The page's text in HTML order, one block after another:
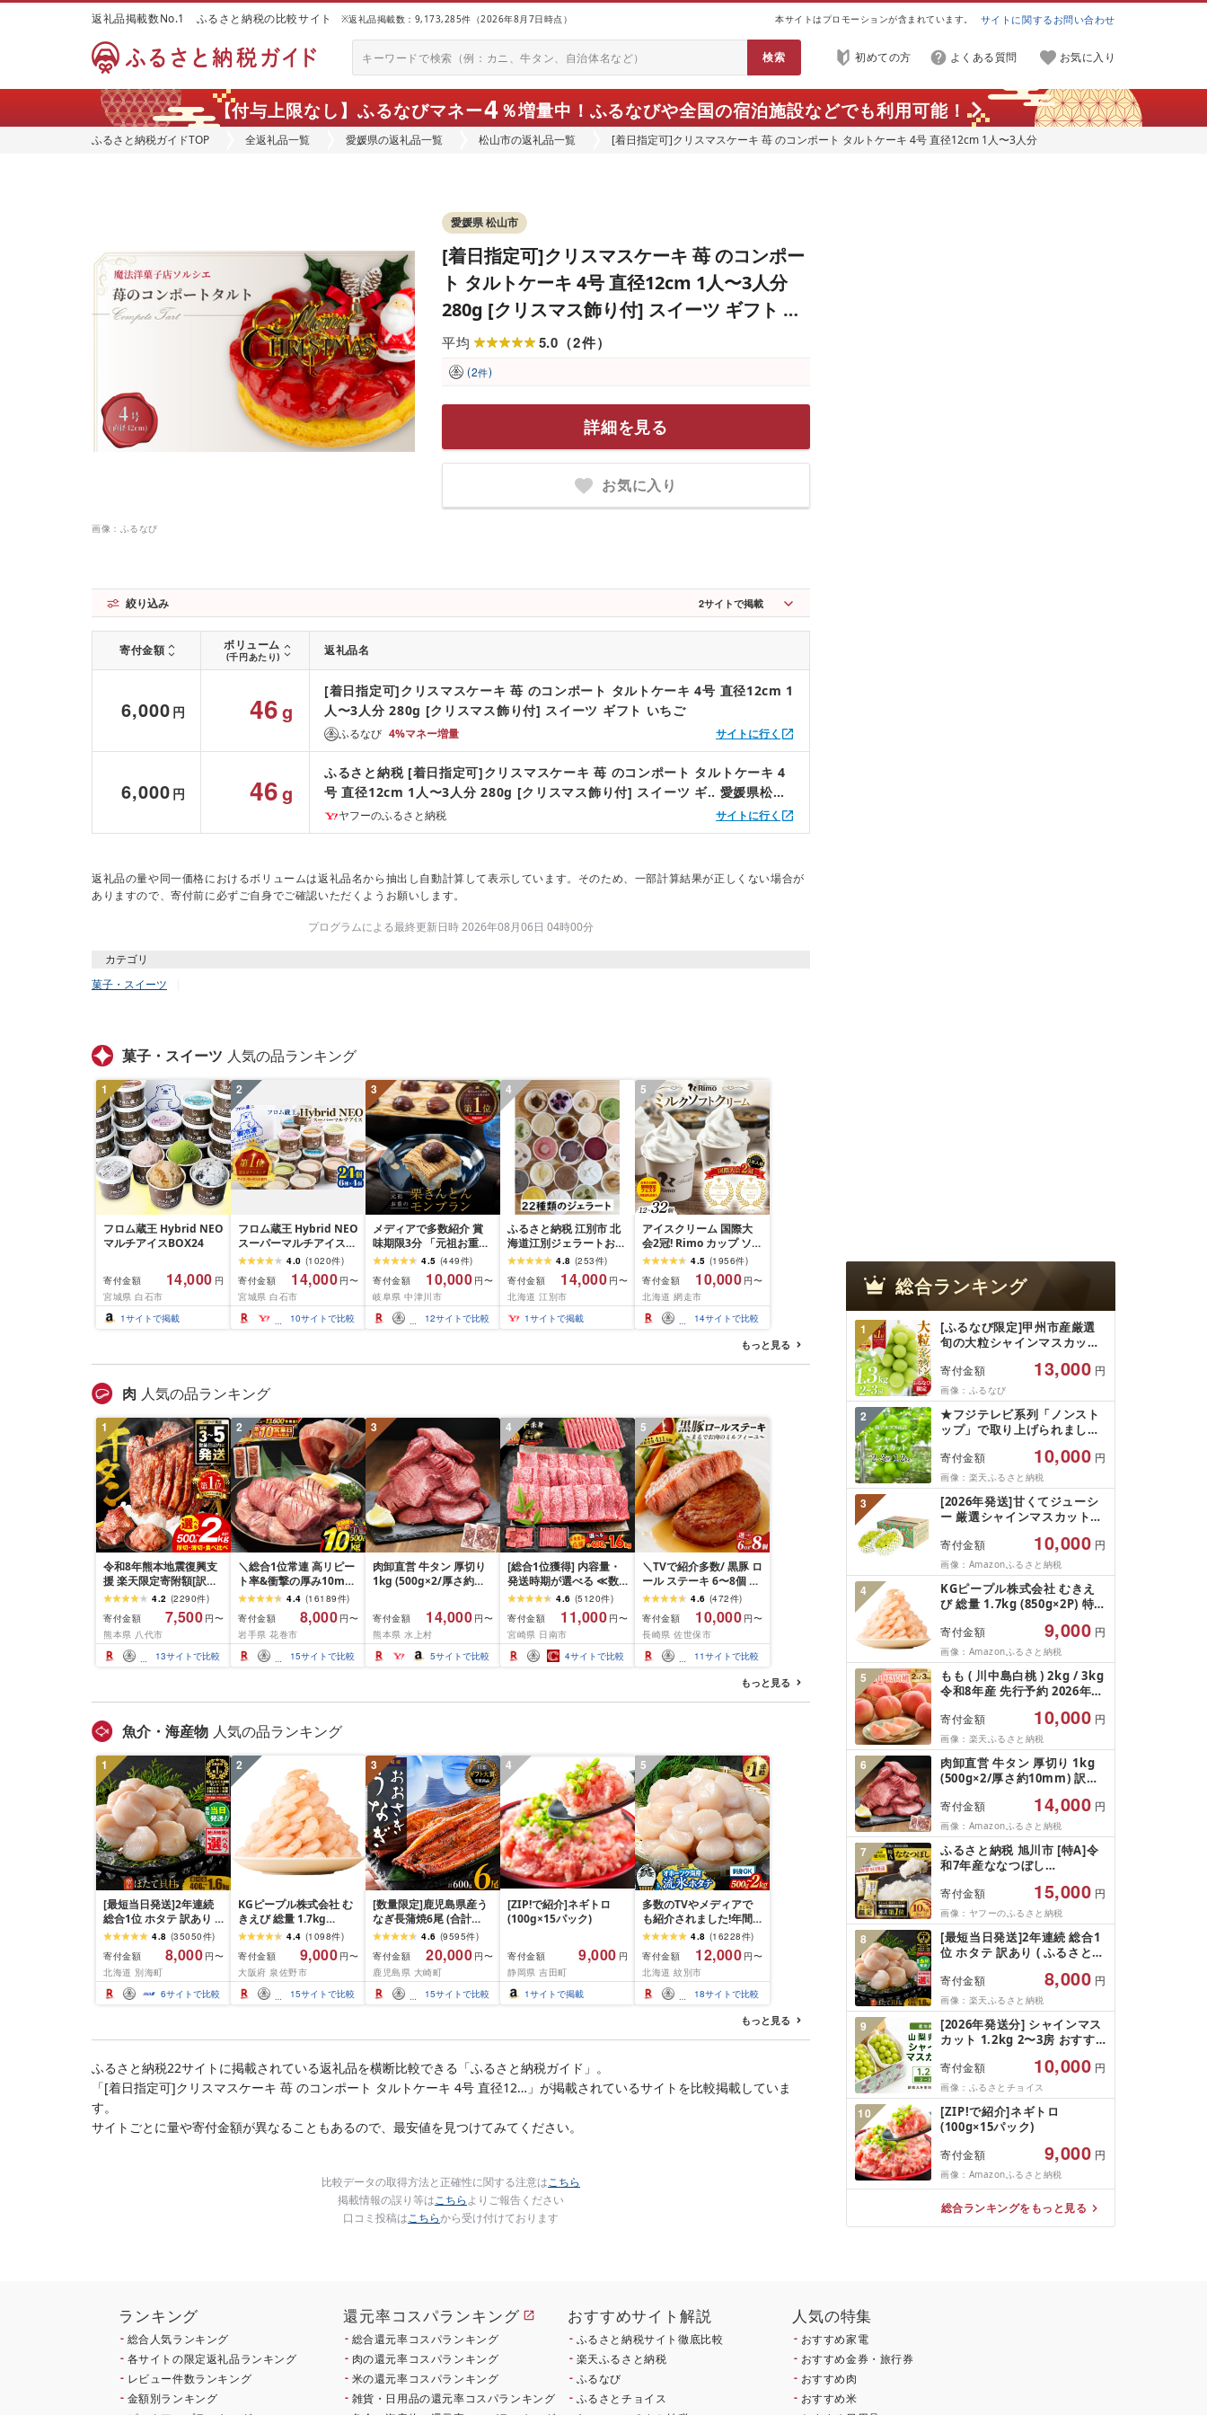
返礼品掲載数No.1 ふるさと納税の比較サイト ※返礼品掲載数：9,173,285件（2026年8月7日時点） 本サイトはプロモーションが含まれています。 サイトに関するお問い合わせ
初めての方 よくある質問 お気に入り
【付与上限なし】ふるなびマネー4％増量中！ ふるなびや全国の宿泊施設などでも利用可能！
ふるさと納税ガイドTOP 全返礼品一覧 愛媛県の返礼品一覧 松山市の返礼品一覧
[着日指定可]クリスマスケーキ 苺 のコンポート タルトケーキ 4号 直径12cm 1人〜3人分
画像：ふるなび
愛媛県 松山市
[着日指定可]クリスマスケーキ 苺 のコンポー
ト タルトケーキ 4号 直径12cm 1人〜3人分
280g [クリスマス飾り付] スイーツ ギフト い
ちご
平均 5.0 （2件）
(2件)
詳細を見る
お気に入り
絞り込み 2サイトで掲載
寄付金額 ボリューム
(千円あたり) 返礼品名
6,000 円 46g
ふるなび
[着日指定可]クリスマスケーキ 苺 のコンポート タルトケーキ 4号 直径12cm 1
人〜3人分 280g [クリスマス飾り付] スイーツ ギフト いちご
4%マネー増量 サイトに行く
6,000 円 46g
ヤフーのふるさと納税
ふるさと納税 [着日指定可]クリスマスケーキ 苺 のコンポート タルトケーキ 4
号 直径12cm 1人〜3人分 280g [クリスマス飾り付] スイーツ ギ.. 愛媛県松山
市
サイトに行く
返礼品の量や同一価格におけるボリュームは返礼品名から抽出し自動計算して表示しています。そのため、一部計算結果が正しくない場合が
ありますので、寄付前に必ずご自身でご確認いただくようお願いします。
プログラムによる最終更新日時 2026年08月06日 04時00分
カテゴリ
菓子・スイーツ
菓子・スイーツ 人気の品ランキング
1
フロム蔵王 Hybrid NEO
マルチアイスBOX24
寄付金額 14,000 円
宮城県 白石市
1サイトで掲載
2
フロム蔵王 Hybrid NEO
スーパーマルチアイス
BOX 24個 6種 各4個 |
クッキーミルク キャラ
メル ミルク チョコ いち
ご 抹茶 アイス カップ ス
イーツ 白石市 山田乳業
オンライン 申請 ふるさ
4.0 (1020件)
寄付金額
14,000 円〜
宮城県 白石市
10サイトで比較
3
メディアで多数紹介 賞
味期限3分 「元祖お重の
栗きんとんモンブラン」
未来のご褒美 スイーツ
栗 モンブラン くりきん
とん デザート ご褒美 お
取り寄せ くり お菓子 菓
4.5 (449件)
寄付金額
10,000 円〜
岐阜県 中津川市
12サイトで比較
4
ふるさと納税 江別市 北
海道江別ジェラートおま
かせ22種類セット
[80ml×22個]
4.8 (253件)
寄付金額
14,000 円〜
北海道 江別市
1サイトで掲載
5
アイスクリーム 国際大
会2冠! Rimo カップ ソフ
トクリーム 選べる
120ml × 12~32個 [ ふる
さと納税 アイス ふるさ
と納税 アイスクリーム
セット ふるさと納税 ジ
ェラート 北海道 人気 ス
イーツ ランキング お菓
4.5 (1956件)
寄付金額
10,000 円〜
北海道 網走市
14サイトで比較
もっと見る
肉 人気の品ランキング
1
令和8年熊本地震復興支
援 楽天限定寄附額[訳あ
り]牛タン 500g〜2kg 肉
牛肉 訳あり 牛タン 冷凍
小分け 厚切り 薄切り 食
べ比べ 500g 1kg 1.5kg
2kg 牛 人気 ビーフ 牛た
ん ふるさと納税 ランキ
4.2 (2290件)
寄付金額
7,500 円〜
熊本県 八代市
13サイトで比較
2
＼総合1位常連 高リピー
ト率&衝撃の厚み10mm
厚切り牛タン 塩味/ ≪ス
ピード発送!!10営業日以
内発送≫ 選べる内容量
500g / 1kg 定期便 毎月
届く 牛肉 肉 BBQ ふるさ
と 人気 ランキング 岩手
4.4 (16189件)
寄付金額
8,000 円〜
岩手県 花巻市
15サイトで比較
3
肉卸直営 牛タン 厚切り
1kg (500g×2/厚さ約
牛肉 焼肉 冷凍 スライス
業務用 バーベキュー
BBQ おつまみ ギフト お
祝い お中元 夏ギフト
寄付金額 14,000 円〜
熊本県 水上村
5サイトで比較
4
[総合1位獲得] 内容量・
発送時期が選べる ≪数
量限定≫ 宮崎牛 赤身 ス
ライス 焼肉 国産 肉 牛肉
薄切り 黒毛和牛 A4 A5
人気 小分け 焼き肉 すき
焼き しゃぶしゃぶ 牛丼
BBQ ギフト 贈り物 おす
4.6 (5120件)
寄付金額
11,000 円〜
宮崎県 日南市
4サイトで比較
5
＼TVで紹介多数/ 黒豚 ロ
ール ステーキ 6〜8個 ≪
お箸でほぐせるやわらか
さ≫ 職人厳選 無添加 小
分け オリジナル ポーク
ステーキ 子供も安心 豚
豚肉 セット ジューシー
ギフト 贈り物 おすすめ
おかず 簡単調理 人気 送
4.6 (472件)
寄付金額
10,000 円〜
長崎県 佐世保市
11サイトで比較
もっと見る
魚介・海産物 人気の品ランキング
1
[最短当日発送]2年連続
総合1位 ホタテ 訳あり (
ふるさと納税 ほたて ふ
るさと納税 訳あり 帆立
ふるさと わけあり ホタ
テ貝柱 貝 人気 不揃い 刺
身 規格外 魚介 ランキン
グ 海鮮 冷凍 発送時期が
4.8 (35050件)
寄付金額
8,000 円〜
北海道 別海町
6サイトで比較
2
KGピープル株式会社 む
きえび 総量 1.7kg
(850g×2P) 特大 5Lサイ
ズ バナメイエビ バラ凍
結 下処理不要 サイズ不
揃い 訳あり
4.4 (1098件)
寄付金額
9,000 円〜
大阪府 泉佐野市
15サイトで比較
3
[数量限定]鹿児島県産う
なぎ長蒲焼6尾 (合計
600g以上)4.6 (9595件)
寄付金額
20,000 円〜
鹿児島県 大崎町
15サイトで比較
4
[ZIP!で紹介]ネギトロ
(100g×15パック)
寄付金額 9,000 円
静岡県 吉田町
1サイトで掲載
5
多数のTVやメディアで
も紹介されました!年間
総合ランキング4年連続1
位!北海道オホーツク海
産ホタテ玉冷 | ホタテ
ほたて hotate 帆立 貝柱
刺身 冷凍 貝 訳あり わけ
あり ワケアリ 大粒 サイ
ズ不揃い バラエティ 選
4.8 (16228件)
寄付金額
12,000 円〜
北海道 紋別市
18サイトで比較
もっと見る
ふるさと納税22サイトに掲載されている返礼品を横断比較できる「ふるさと納税ガイド」。
「[着日指定可]クリスマスケーキ 苺 のコンポート タルトケーキ 4号 直径12…」が掲載されているサイトを比較掲載していま
す。
サイトごとに量や寄付金額が異なることもあるので、最安値を見つけてみてください。
比較データの取得方法と正確性に関する注意はこちら
掲載情報の誤り等はこちらよりご報告ください
口コミ投稿はこちらから受け付けております
総合ランキング
1
[ふるなび限定]甲州市産厳選
旬の大粒シャインマスカット
(MG)B12-472 FN-Limited-
VO シャインマスカット フル
ーツ
寄付金額 13,000 円
画像：ふるなび
2
★フジテレビ系列「ノンスト
ップ」で取り上げられました!
ルプス市産シャインマスカッ
ト1.2kg以上(2〜3房)ふるさと
納税 おすすめ 山梨県 南アル
プス市 送料無料 AL
寄付金額 10,000 円
画像：楽天ふるさと納税
3
[2026年発送]甘くてジューシ
ー 厳選シャインマスカット
日)から10月下旬までの発送)
フルーツ ぶどう 果物 山梨県
産 2026 旬 大粒 高級 ブドウ
葡萄 富士吉田市
寄付金額 10,000 円
画像：Amazonふるさと納税
4
KGピープル株式会社 むきえ
び 総量 1.7kg (850g×2P) 特大
凍結 下処理不要 サイズ不揃い
訳あり
寄付金額 9,000 円
画像：Amazonふるさと納税
5
もも ( 川中島白桃 ) 2kg / 3kg
令和8年産 先行予約 2026年
ツ 秀品 のし 贈答 ギフト おす
そ分け 期間限定 冷蔵便 送料
無料 産地直送 お取り寄せ [ 山
形県 天童市 ]
寄付金額 10,000 円
画像：楽天ふるさと納税
6
肉卸直営 牛タン 厚切り 1kg
(500g×2/厚さ約10mm) 訳あ
ライス 業務用 バーベキュー
BBQ おつまみ ギフト お祝い
お中元 夏ギフト
寄付金額 14,000 円
画像：Amazonふるさと納税
7
ふるさと納税 旭川市 [特A]令
和7年産ななつぼし
お米[さとふる限定]_05957
寄付金額 15,000 円
画像：ヤフーのふるさと納税
8
[最短当日発送]2年連続 総合1
位 ホタテ 訳あり ( ふるさと納
り 帆立 ふるさと わけあり ホ
タテ貝柱 貝 人気 不揃い 刺身
規格外 魚介 ランキング 海鮮
冷凍 発送時期が選べる 北海道
別海町 )(クラウドファンディ
ング対象)
寄付金額 8,000 円
画像：楽天ふるさと納税
9
[2026年発送分] シャインマス
カット 1.2kg 2〜3房 おすす
ーツ ブドウ 果物 ぶどう シャ
イン マスカット くだもの お
届け 国産 葡萄 贈答 新鮮
寄付金額 10,000 円
画像：ふるさとチョイス
10
[ZIP!で紹介]ネギトロ
(100g×15パック)
寄付金額 9,000 円
画像：Amazonふるさと納税
総合ランキングをもっと見る
ランキング
総合人気ランキング
各サイトの限定返礼品ランキング
レビュー件数ランキング
金額別ランキング
還元率コスパランキング
総合還元率コスパランキング
肉の還元率コスパランキング
米の還元率コスパランキング
雑貨・日用品の還元率コスパランキング
おすすめサイト解説
ふるさと納税サイト徹底比較
楽天ふるさと納税
ふるなび
ふるさとチョイス
人気の特集
おすすめ家電
おすすめ金券・旅行券
おすすめ肉
おすすめ米